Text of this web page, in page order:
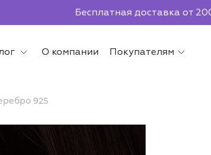
Бесплатная доставка от
О компании Покупателям
925